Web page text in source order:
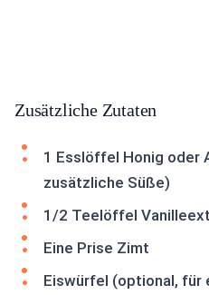
Zusätzliche Zutaten
1 Esslöffel Honig oder
zusätzliche Süße)
1/2 Teelöffel
Eine Prise Zimt
Eiswürfel (optional, für